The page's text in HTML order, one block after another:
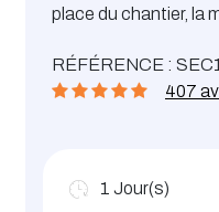
place du chantier, la
voirie. Le contenu de
l’édition de “
RÉFÉRENCE :
407
1 Jour(s)